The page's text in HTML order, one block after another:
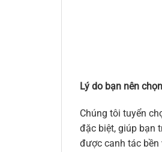
Lý do bạn nên
Chúng tôi tuyển
đặc biệt, giúp bạn
được canh tác bền